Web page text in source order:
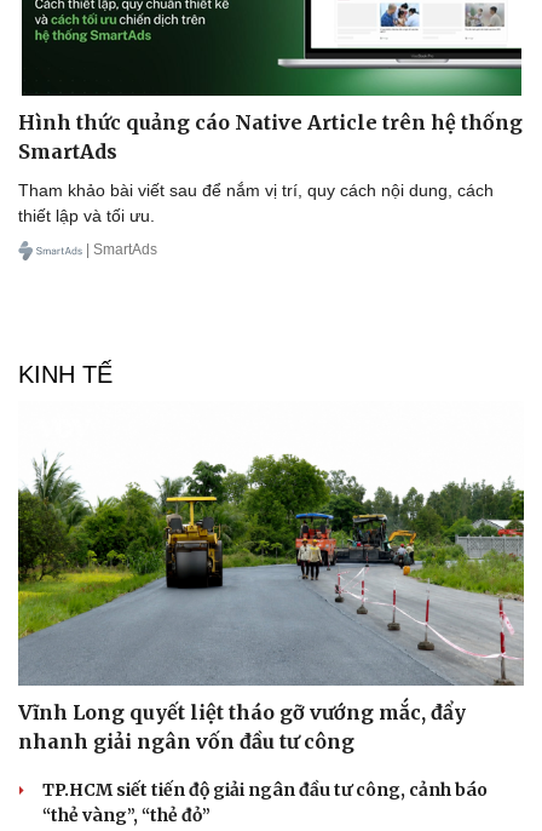
Hình thức quảng cáo Native Article trên hệ thống
SmartAds
Tham khảo bài viết sau để nắm vị trí, quy cách nội dung, cách
thiết lập và tối ưu.
| SmartAds
KINH TẾ
Vĩnh Long quyết liệt tháo gỡ vướng mắc, đẩy
nhanh giải ngân vốn đầu tư công
TP.HCM siết tiến độ giải ngân đầu tư công, cảnh báo
“thẻ vàng”, “thẻ đỏ”